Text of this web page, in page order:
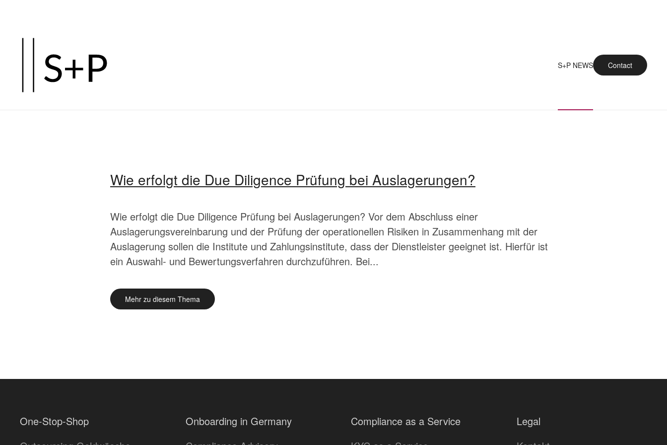
springen
S+P NEWS Contact
Wie erfolgt die Due Diligence Prüfung bei Auslagerungen?
Wie erfolgt die Due Diligence Prüfung bei Auslagerungen? Vor dem Abschluss einer
Auslagerungsvereinbarung und der Prüfung der operationellen Risiken in Zusammenhang mit der
Auslagerung sollen die Institute und Zahlungsinstitute, dass der Dienstleister geeignet ist. Hierfür ist
ein Auswahl- und Bewertungsverfahren durchzuführen. Bei...
Mehr zu diesem Thema
One-Stop-Shop
Onboarding in Germany
Compliance as a Service
Legal